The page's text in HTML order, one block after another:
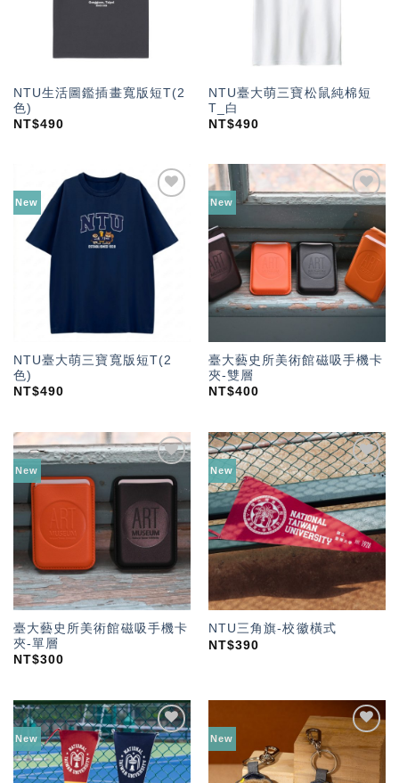
NTU生活圖鑑插畫寬版短T(2
色)
NT$490
NTU臺大萌三寶松鼠純棉短
T_白
NT$490
New
加入
「願
望輕
單」
NTU臺大萌三寶寬版短T(2
色)
NT$490
New
望輕
單」
臺大藝史所美術館磁吸手機卡
夾-雙層
NT$400
New
加入
望輕
單」
臺大藝史所美術館磁吸手機卡
夾-單層
NT$300
New
加入
「願
望輕
單」
NTU三角旗-校徽橫式
NT$390
New
加入
「願
望輕
New
加入